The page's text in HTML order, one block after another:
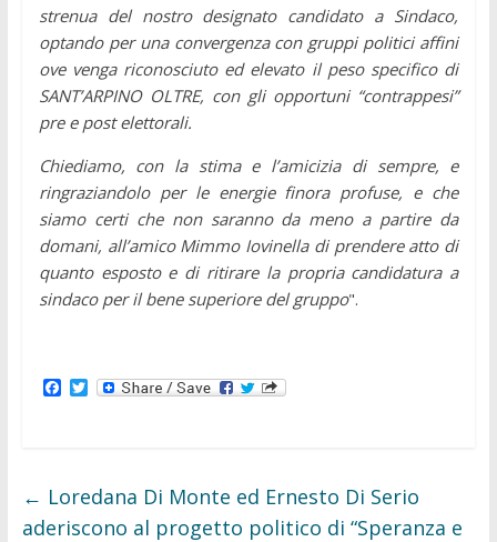
strenua del nostro designato candidato a Sindaco,
optando per una convergenza con gruppi politici affini
ove venga riconosciuto ed elevato il peso specifico di
SANT’ARPINO OLTRE, con gli opportuni “contrappesi”
pre e post elettorali.
Chiediamo, con la stima e l’amicizia di sempre, e
ringraziandolo per le energie finora profuse, e che
siamo certi che non saranno da meno a partire da
domani, all’amico Mimmo Iovinella di prendere atto di
quanto esposto e di ritirare la propria candidatura a
sindaco per il bene superiore del gruppo".
F
o
k
T
r
← Loredana Di Monte ed Ernesto Di Serio
aderiscono al progetto politico di “Speranza e